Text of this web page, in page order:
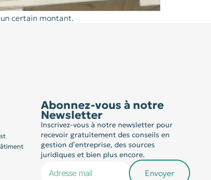
certain montant.
Abonnez-vous à notre
Newsletter
Inscrivez-vous à notre newsletter pour
recevoir gratuitement des conseils en
gestion d’entreprise, des sources
juridiques et bien plus encore.
Envoyer